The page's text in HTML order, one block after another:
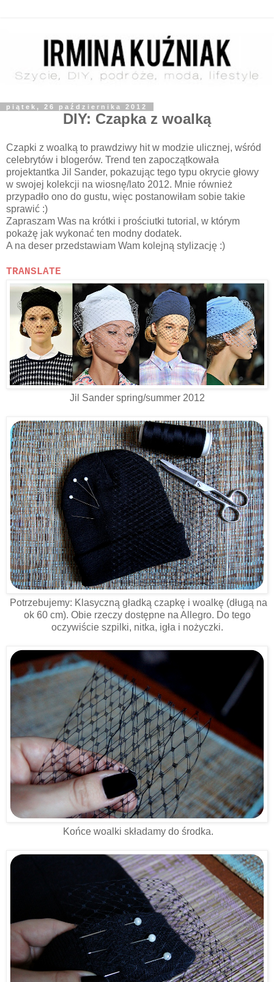
piątek, 26 października 2012
DIY: Czapka z woalką
Czapki z woalką to prawdziwy hit w modzie ulicznej, wśród
celebrytów i blogerów. Trend ten zapoczątkowała
projektantka Jil Sander, pokazując tego typu okrycie głowy
w swojej kolekcji na wiosnę/lato 2012. Mnie również
przypadło ono do gustu, więc postanowiłam sobie takie
sprawić :)
Zapraszam Was na krótki i prościutki tutorial, w którym
pokażę jak wykonać ten modny dodatek.
A na deser przedstawiam Wam kolejną stylizację :)
TRANSLATE
Jil Sander spring/summer 2012
Potrzebujemy: Klasyczną gładką czapkę i woalkę (długą na
ok 60 cm). Obie rzeczy dostępne na Allegro. Do tego
oczywiście szpilki, nitka, igła i nożyczki.
Końce woalki składamy do środka.